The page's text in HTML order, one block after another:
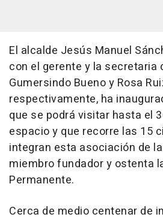
El alcalde Jesús Manuel
con el gerente y la secretaria
Gumersindo Bueno y Rosa
respectivamente, ha
que se podrá visitar hasta el
espacio y que recorre las 15
integran esta asociación de
miembro fundador y ostenta
Permanente.
Cerca de medio centenar de